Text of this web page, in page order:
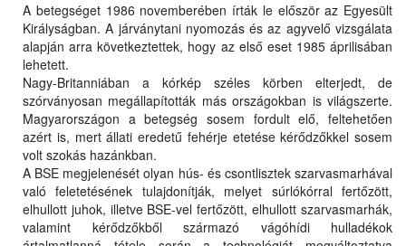
A betegséget 1986 novemberében írták le először az Egyesült
Királyságban. A járványtani nyomozás és az agyvelő vizsgálata
alapján arra következtettek, hogy az első eset 1985 áprilisában
lehetett.
Nagy-Britanniában a kórkép széles körben elterjedt, de
szórványosan megállapították más országokban is világszerte.
Magyarországon a betegség sosem fordult elő, feltehetően
azért is, mert állati eredetű fehérje etetése kérődzőkkel sosem
volt szokás hazánkban.
A BSE megjelenését olyan hús- és csontlisztek szarvasmarhával
való feletetésének tulajdonítják, melyet súrlókórral fertőzött,
elhullott juhok, illetve BSE-vel fertőzött, elhullott szarvasmarhák,
valamint kérődzőkből származó vágóhídi hulladékok